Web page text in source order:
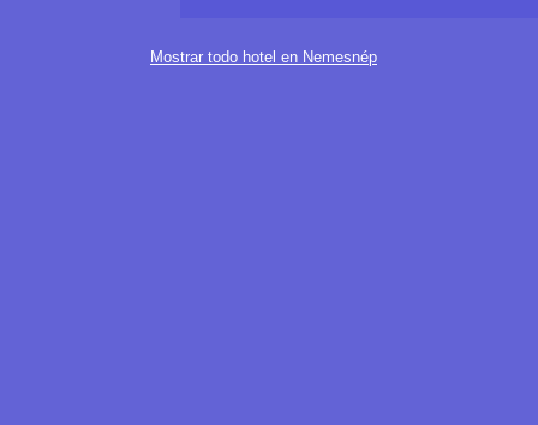
Mostrar todo hotel en Nemesnép